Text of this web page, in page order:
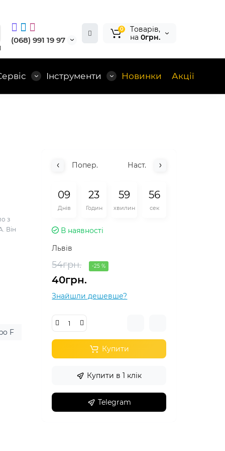
(068) 991 19 97
0
Tоварів,
на 0грн.
Інструменти Новинки Акції
з
Він
F
Попер. Наст.
09
Днів
23
Годин
59
хвилин
55
сек
В наявності
Львів
54грн. -25 %
40грн.
Знайшли дешевше?
Купити
Купити в 1 клік
Telegram